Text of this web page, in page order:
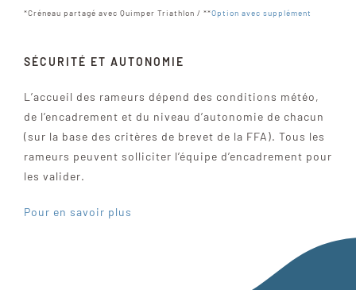
*Créneau partagé avec Quimper Triathlon / **Option avec supplément
SÉCURITÉ ET AUTONOMIE
L’accueil des rameurs dépend des conditions météo,
de l’encadrement et du niveau d’autonomie de chacun
(sur la base des critères de brevet de la FFA). Tous les
rameurs peuvent solliciter l’équipe d’encadrement pour
les valider.
Pour en savoir plus